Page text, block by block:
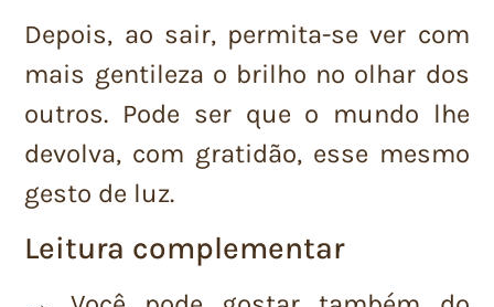
Depois, ao sair, permita-se ver com
mais gentileza o brilho no olhar dos
outros. Pode ser que o mundo lhe
devolva, com gratidão, esse mesmo
gesto de luz.
Leitura complementar